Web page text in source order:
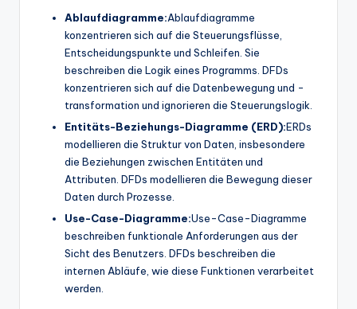
Ablaufdiagramme:Ablaufdiagramme
konzentrieren sich auf die Steuerungsflüsse,
Entscheidungspunkte und Schleifen. Sie
beschreiben die Logik eines Programms. DFDs
konzentrieren sich auf die Datenbewegung und -
transformation und ignorieren die Steuerungslogik.
Entitäts-Beziehungs-Diagramme (ERD):ERDs
modellieren die Struktur von Daten, insbesondere
die Beziehungen zwischen Entitäten und
Attributen. DFDs modellieren die Bewegung dieser
Daten durch Prozesse.
Use-Case-Diagramme:Use-Case-Diagramme
beschreiben funktionale Anforderungen aus der
Sicht des Benutzers. DFDs beschreiben die
internen Abläufe, wie diese Funktionen verarbeitet
werden.